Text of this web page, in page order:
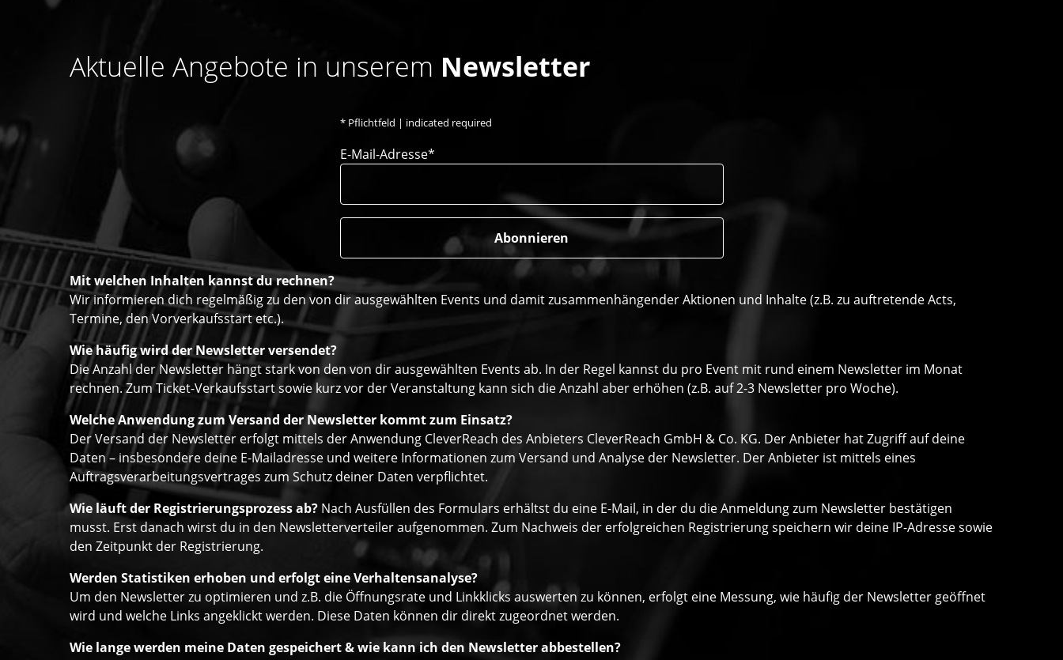
Aktuelle Angebote in unserem Newsletter
*Pflichtfeld | indicated required
E-Mail-Adresse*
Mit welchen Inhalten kannst du rechnen?
Wir informieren dich regelmäßig zu den von dir ausgewählten Events und damit zusammenhängender Aktionen und Inhalte (z.B. zu auftretende Acts,
Termine, den Vorverkaufsstart etc.).
Wie häufig wird der Newsletter versendet?
Die Anzahl der Newsletter hängt stark von den von dir ausgewählten Events ab. In der Regel kannst du pro Event mit rund einem Newsletter im Monat
rechnen. Zum Ticket-Verkaufsstart sowie kurz vor der Veranstaltung kann sich die Anzahl aber erhöhen (z.B. auf 2-3 Newsletter pro Woche).
Welche Anwendung zum Versand der Newsletter kommt zum Einsatz?
Der Versand der Newsletter erfolgt mittels der Anwendung CleverReach des Anbieters CleverReach GmbH & Co. KG. Der Anbieter hat Zugriff auf deine
Daten – insbesondere deine E-Mailadresse und weitere Informationen zum Versand und Analyse der Newsletter. Der Anbieter ist mittels eines
Auftragsverarbeitungsvertrages zum Schutz deiner Daten verpflichtet.
Wie läuft der Registrierungsprozess ab? Nach Ausfüllen des Formulars erhältst du eine E-Mail, in der du die Anmeldung zum Newsletter bestätigen
musst. Erst danach wirst du in den Newsletterverteiler aufgenommen. Zum Nachweis der erfolgreichen Registrierung speichern wir deine IP-Adresse sowie
den Zeitpunkt der Registrierung.
Werden Statistiken erhoben und erfolgt eine Verhaltensanalyse?
Um den Newsletter zu optimieren und z.B. die Öffnungsrate und Linkklicks auswerten zu können, erfolgt eine Messung, wie häufig der Newsletter geöffnet
wird und welche Links angeklickt werden. Diese Daten können dir direkt zugeordnet werden.
Wie lange werden meine Daten gespeichert & wie kann ich den Newsletter abbestellen?